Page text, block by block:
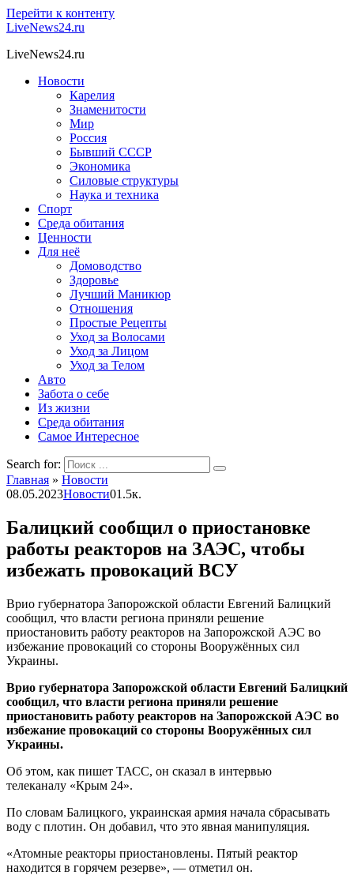
Перейти к контенту
LiveNews24.ru
LiveNews24.ru
Новости
Карелия
Знаменитости
Мир
Россия
Бывший СССР
Экономика
Силовые структуры
Наука и техника
Спорт
Среда обитания
Ценности
Для неё
Домоводство
Здоровье
Лучший Маникюр
Отношения
Простые Рецепты
Уход за Волосами
Уход за Лицом
Уход за Телом
Авто
Забота о себе
Из жизни
Среда обитания
Самое Интересное
Search for:
Главная » Новости
08.05.2023Новости01.5к.
Балицкий сообщил о приостановке
работы реакторов на ЗАЭС, чтобы
избежать провокаций ВСУ
Врио губернатора Запорожской области Евгений Балицкий
сообщил, что власти региона приняли решение
приостановить работу реакторов на Запорожской АЭС во
избежание провокаций со стороны Вооружённых сил
Украины.
Врио губернатора Запорожской области Евгений Балицкий
сообщил, что власти региона приняли решение
приостановить работу реакторов на Запорожской АЭС во
избежание провокаций со стороны Вооружённых сил
Украины.
Об этом, как пишет ТАСС, он сказал в интервью
телеканалу «Крым 24».
По словам Балицкого, украинская армия начала сбрасывать
воду с плотин. Он добавил, что это явная манипуляция.
«Атомные реакторы приостановлены. Пятый реактор
находится в горячем резерве», — отметил он.